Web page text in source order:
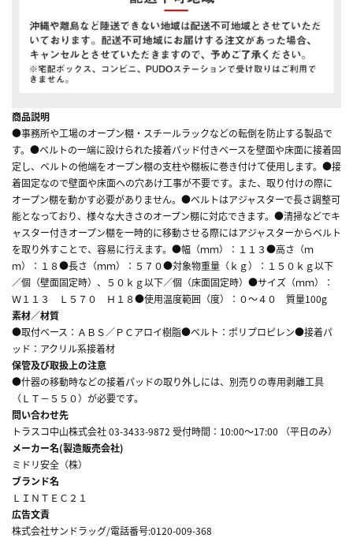
商品説明
●事務所や工場のオープン棚・スチールラックなどの転倒を防止する製品で
す。●ベルトの一端に設けられた接着パッド付きベースを壁面や床面に接着固
定し、ベルトの他端をオープン棚の支柱や棚板に巻き付けて使用します。●接
着固定なので壁面や床面への穴あけ工事が不要です。また、取り付けの際に
オープン棚を動かす必要がありません。●ベルトはアジャスターで長さ調整可
能となっており、様々な大きさのオープン棚に対応できます。●清掃などでキ
ャスター付きオープン棚を一時的に移動させる際にはアジャスターからベルト
を取り外すことで、容易に行えます。●幅（ｍｍ）：１１３●高さ（ｍ
ｍ）：１８●長さ（ｍｍ）：５７０●対象物重量（ｋｇ）：１５０ｋｇ以下
／個（壁面固定時）、５０ｋｇ以下／個（床面固定時）●サイズ（ｍｍ）：
Ｗ１１３ Ｌ５７０ Ｈ１８●使用温度範囲（度）：０～４０ 質量100g
素材／材質
●取付ベース：ＡＢＳ／ＰＣアロイ樹脂●ベルト：ポリプロピレン●接着パ
ッド：アクリル系接着材
保管及び取扱上の注意
●什器の移動時などの接着パッドの取り外しには、別売りの専用剥離工具
（ＬＴ－５５０）が必要です。
問い合わせ先
トラスコ中山株式会社 03-3433-9872 受付時間：10:00～17:00 （平日のみ）
メーカー名(製造販売会社)
ミドリ安全（株）
ブランド名
ＬＩＮＴＥＣ２１
広告文責
株式会社サンドラッグ/電話番号:0120-009-368